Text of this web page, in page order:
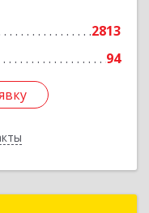
2813
94